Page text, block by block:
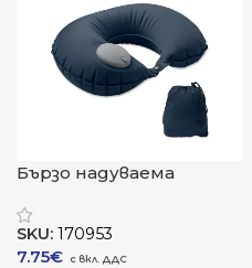
Бързо надуваема
„АероКомфорт“
SKU: 170953
7.75€